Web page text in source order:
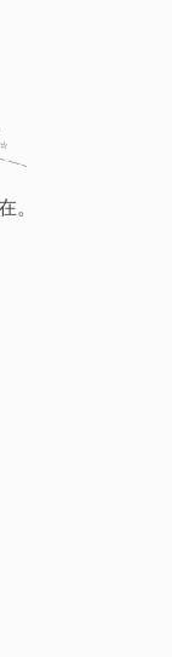
。